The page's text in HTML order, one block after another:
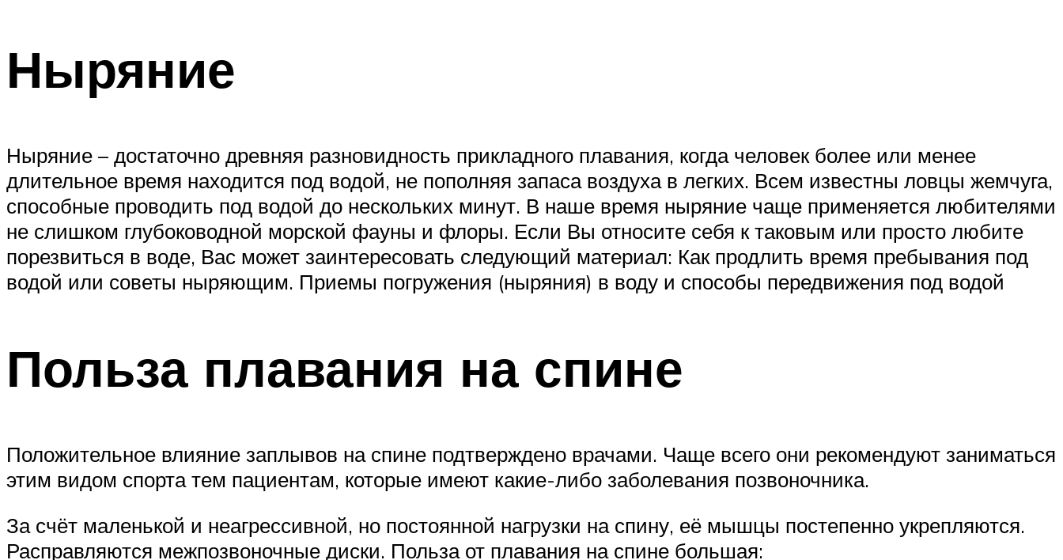
Ныряние
Ныряние – достаточно древняя разновидность прикладного плавания, когда человек более или менее
длительное время находится под водой, не пополняя запаса воздуха в легких. Всем известны ловцы жемчуга,
способные проводить под водой до нескольких минут. В наше время ныряние чаще применяется любителями
не слишком глубоководной морской фауны и флоры. Если Вы относите себя к таковым или просто любите
порезвиться в воде, Вас может заинтересовать следующий материал: Как продлить время пребывания под
водой или советы ныряющим. Приемы погружения (ныряния) в воду и способы передвижения под водой
Польза плавания на спине
Положительное влияние заплывов на спине подтверждено врачами. Чаще всего они рекомендуют заниматься
этим видом спорта тем пациентам, которые имеют какие-либо заболевания позвоночника.
За счёт маленькой и неагрессивной, но постоянной нагрузки на спину, её мышцы постепенно укрепляются.
Расправляются межпозвоночные диски. Польза от плавания на спине большая: